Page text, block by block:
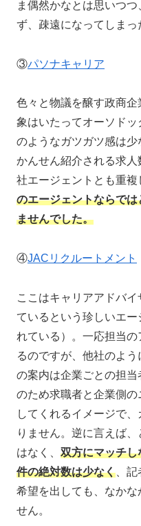
ま偶然かなとは思いつ
ず、疎遠になってしまっ
③パソナキャリア
色々と物議を醸す政商
象はいたってオーソド
のようなガツガツ感は
かんせん紹介される求
社エージェントとも重複
のエージェントならで
ませんでした。
④JACリクルートメント
ここはキャリアアドバ
ているという珍しいエ
れている）。一応担当
るのですが、他社のよ
の案内は企業ごとの担
のため求職者と企業側
してくれるイメージで
りません。逆に言えば
はなく、 双方にマッチ
件の絶対数は少なく 、
希望を出しても、なかな
せん。